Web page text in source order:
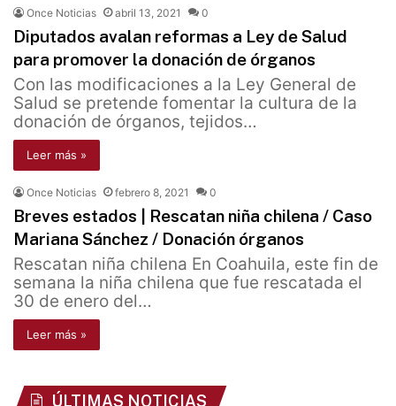
Once Noticias abril 13, 2021 0
Diputados avalan reformas a Ley de Salud
para promover la donación de órganos
Con las modificaciones a la Ley General de
Salud se pretende fomentar la cultura de la
donación de órganos, tejidos…
Leer más »
Once Noticias febrero 8, 2021 0
Breves estados | Rescatan niña chilena / Caso
Mariana Sánchez / Donación órganos
Rescatan niña chilena En Coahuila, este fin de
semana la niña chilena que fue rescatada el
30 de enero del…
Leer más »
ÚLTIMAS NOTICIAS